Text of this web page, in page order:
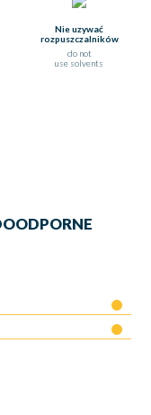
Nie uzywać
rozpuszczalników
do not
use solvents